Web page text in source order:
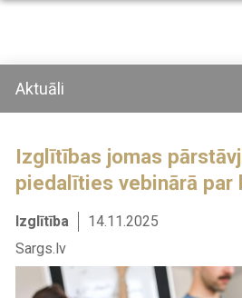
Pārlekt
saturu
Aktuāli
Izglītības jomas
piedalīties vebinārā par
Izglītība
14.11.2025
Sargs.lv